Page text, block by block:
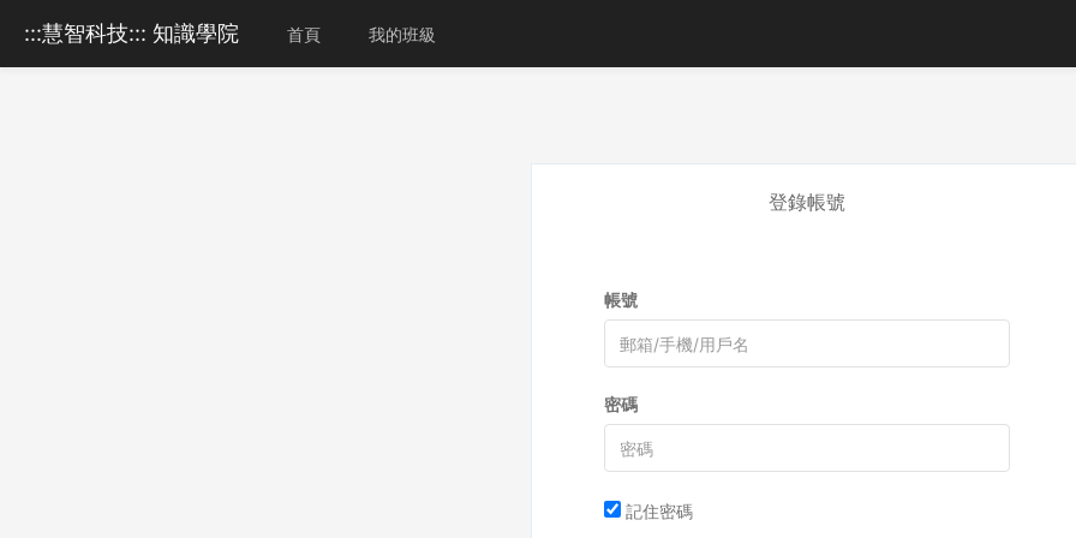
:::慧智科技::: 知識學院 首頁 我的班級
登錄帳號
帳號
密碼
記住密碼